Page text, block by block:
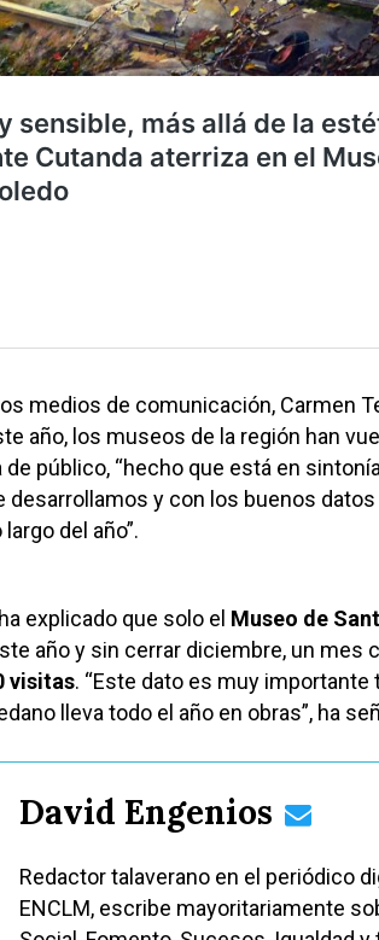
medios de comunicación, Carmen
año, los museos de la región han
público, “hecho que está en
desarrollamos y con los buenos
del año”.
explicado que solo el Museo de
año y sin cerrar diciembre, un mes
visitas. “Este dato es muy importante
lleva todo el año en obras”, ha
David Engenios
Redactor talaverano en el periódico
ENCLM, escribe mayoritariamente